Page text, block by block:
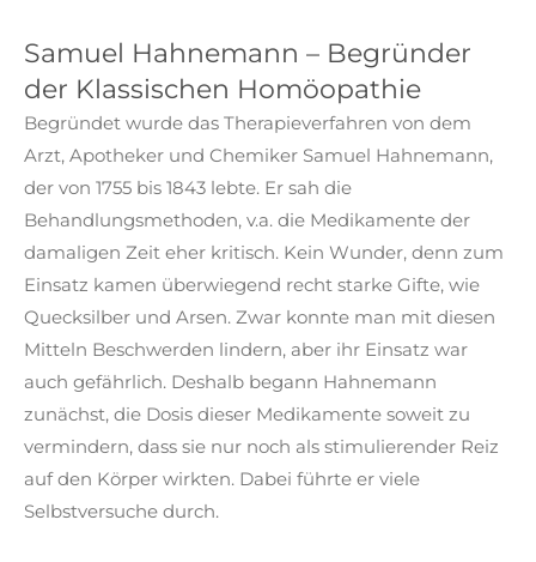
Samuel Hahnemann – Begründer
der Klassischen Homöopathie
Begründet wurde das Therapieverfahren von dem
Arzt, Apotheker und Chemiker Samuel Hahnemann,
der von 1755 bis 1843 lebte. Er sah die
Behandlungsmethoden, v.a. die Medikamente der
damaligen Zeit eher kritisch. Kein Wunder, denn zum
Einsatz kamen überwiegend recht starke Gifte, wie
Quecksilber und Arsen. Zwar konnte man mit diesen
Mitteln Beschwerden lindern, aber ihr Einsatz war
auch gefährlich. Deshalb begann Hahnemann
zunächst, die Dosis dieser Medikamente soweit zu
vermindern, dass sie nur noch als stimulierender Reiz
auf den Körper wirkten. Dabei führte er viele
Selbstversuche durch.